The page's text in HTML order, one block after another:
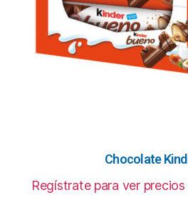
Chocolate
Regístrate para ver precios